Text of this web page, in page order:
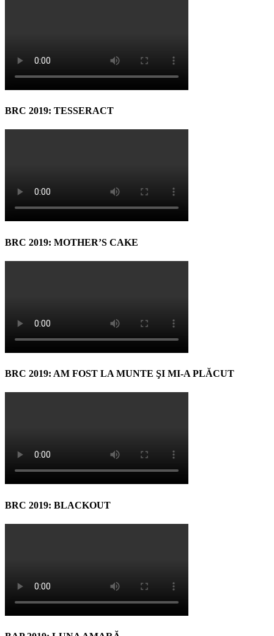
BRC 2019: TESSERACT
BRC 2019: MOTHER’S CAKE
BRC 2019: AM FOST LA MUNTE ŞI MI-A PLĂCUT
BRC 2019: BLACKOUT